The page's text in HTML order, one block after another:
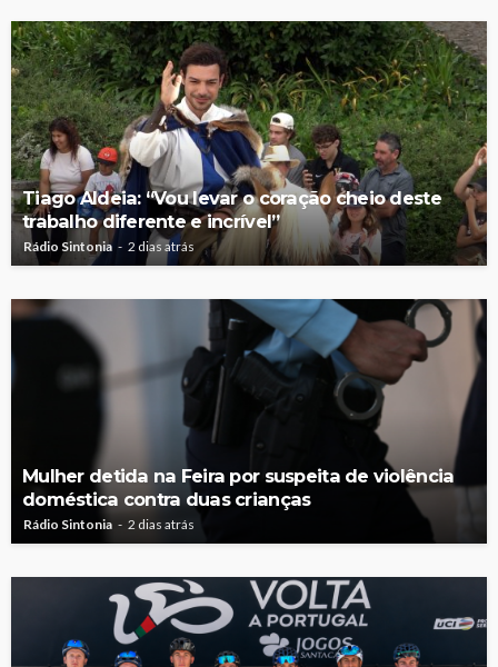
Tiago Aldeia: “Vou levar o coração cheio deste
trabalho diferente e incrível”
Rádio Sintonia 2 dias atrás
Mulher detida na Feira por suspeita de violência
doméstica contra duas crianças
Rádio Sintonia 2 dias atrás